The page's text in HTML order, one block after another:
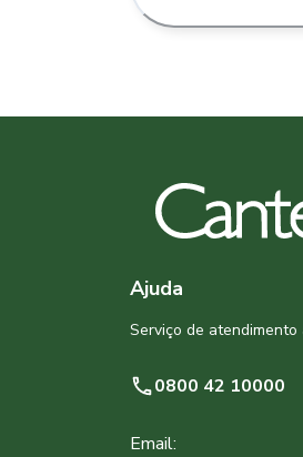
Ajuda
Serviço de atendimento
0800 42 10000
Email: